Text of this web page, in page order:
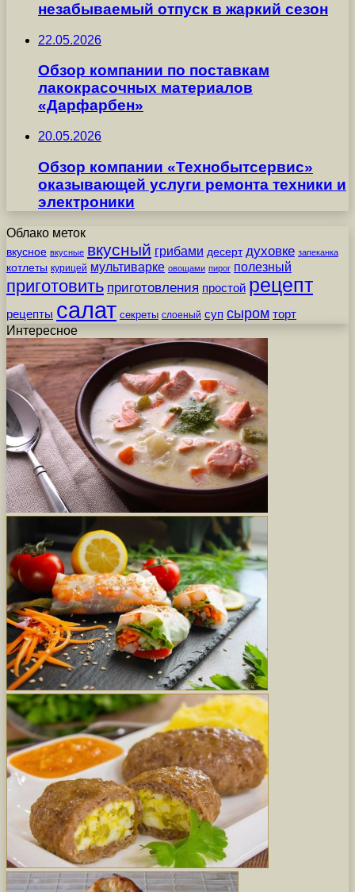
незабываемый отпуск в жаркий сезон
22.05.2026
Обзор компании по поставкам
лакокрасочных материалов
«Дарфарбен»
20.05.2026
Обзор компании «Технобытсервис»
оказывающей услуги ремонта техники и
электроники
Облако меток
вкусное вкусные вкусный грибами десерт духовке запеканка
котлеты курицей мультиварке овощами пирог полезный
приготовить приготовления простой рецепт
рецепты салат секреты слоеный суп сыром торт
Интересное